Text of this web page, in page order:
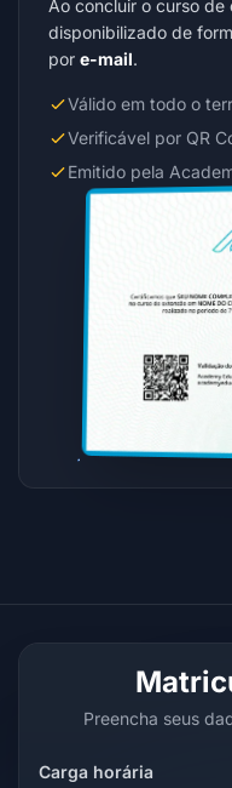
Ao concluir o curso
disponibilizado de
por e-mail.
Válido em todo o
Verificável por QR
Emitido pela
Preencha seus
Carga horária